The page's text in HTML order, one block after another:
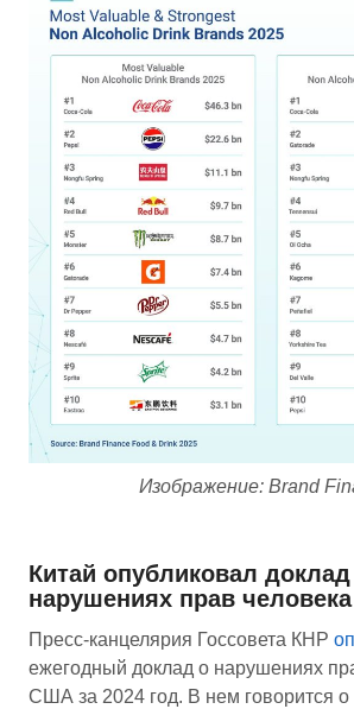
Изображение: Brand
Китай опубликовал
нарушениях прав
Пресс-канцелярия Госсовета КНР
ежегодный доклад о нарушениях
США за 2024 год. В нем говорится о